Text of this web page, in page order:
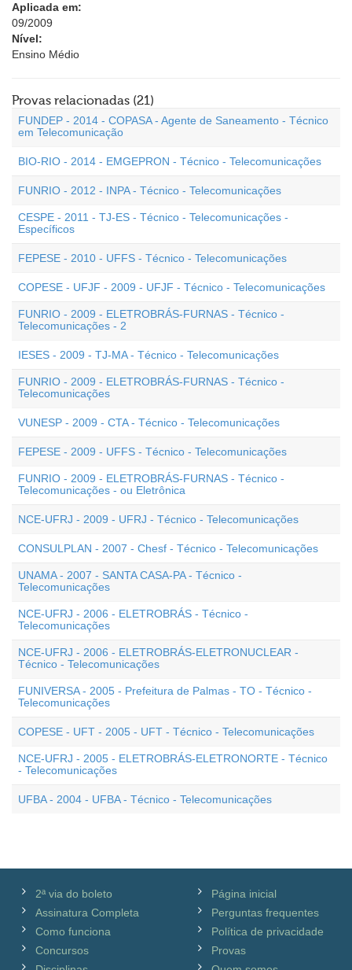
Aplicada em:
09/2009
Nível:
Ensino Médio
Provas relacionadas (21)
FUNDEP - 2014 - COPASA - Agente de Saneamento - Técnico
em Telecomunicação
BIO-RIO - 2014 - EMGEPRON - Técnico - Telecomunicações
FUNRIO - 2012 - INPA - Técnico - Telecomunicações
CESPE - 2011 - TJ-ES - Técnico - Telecomunicações -
Específicos
FEPESE - 2010 - UFFS - Técnico - Telecomunicações
COPESE - UFJF - 2009 - UFJF - Técnico - Telecomunicações
FUNRIO - 2009 - ELETROBRÁS-FURNAS - Técnico -
Telecomunicações - 2
IESES - 2009 - TJ-MA - Técnico - Telecomunicações
FUNRIO - 2009 - ELETROBRÁS-FURNAS - Técnico -
Telecomunicações
VUNESP - 2009 - CTA - Técnico - Telecomunicações
FEPESE - 2009 - UFFS - Técnico - Telecomunicações
FUNRIO - 2009 - ELETROBRÁS-FURNAS - Técnico -
Telecomunicações - ou Eletrônica
NCE-UFRJ - 2009 - UFRJ - Técnico - Telecomunicações
CONSULPLAN - 2007 - Chesf - Técnico - Telecomunicações
UNAMA - 2007 - SANTA CASA-PA - Técnico -
Telecomunicações
NCE-UFRJ - 2006 - ELETROBRÁS - Técnico -
Telecomunicações
NCE-UFRJ - 2006 - ELETROBRÁS-ELETRONUCLEAR -
Técnico - Telecomunicações
FUNIVERSA - 2005 - Prefeitura de Palmas - TO - Técnico -
Telecomunicações
COPESE - UFT - 2005 - UFT - Técnico - Telecomunicações
NCE-UFRJ - 2005 - ELETROBRÁS-ELETRONORTE - Técnico
- Telecomunicações
UFBA - 2004 - UFBA - Técnico - Telecomunicações
2ª via do boleto
Assinatura Completa
Como funciona
Concursos
Página inicial
Perguntas frequentes
Política de privacidade
Provas